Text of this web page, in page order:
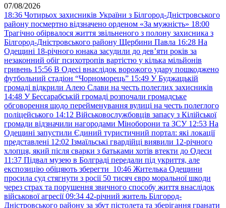
07/08/2026
18:36 Чотирьох захисників України з Білгород-Дністровського
району посмертно відзначено орденом «За мужність» 18:00
Трагічно обірвалося життя звільненого з полону захисника з
Білгород-Дністровського району Щербини Павла 16:28 На
Одещині 18-річного юнака засудили до дев’яти років за
незаконний обіг психотропів вартістю у кілька мільйонів
гривень 15:56 В Одесі внаслідок ворожого удару пошкоджено
футбольний стадіон “Чорноморець” 15:49 У Буджацькій
громаді відкрили Алею Слави на честь полеглих захисників
14:48 У Бессарабській громаді розпочали громадське
обговорення щодо перейменування вулиці на честь полеглого
поліцейського 14:12 Військовослужбовців запасу з Кілійської
громади відзначили нагородами Міноборони та ЗСУ 12:53 На
Одещині запустили Єдиний туристичний портал: які локації
представлені 12:02 Ізмаїльські гвардійці виявили 12-річного
хлопця, який після сварки з батьками хотів втекти до Одеси
11:37 Підвал музею в Болграді передали під укриття, але
експозицію обіцяють зберегти 10:46 Жителька Одещини
просила суд стягнути з росії 50 тисяч євро моральної шкоди
через страх та порушення звичного способу життя внаслідок
військової агресії 09:34 42-річний житель Білгород-
Дністровського району за збут пістолета та зберігання гранати